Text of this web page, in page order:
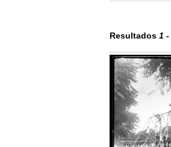
Resultados 1 -